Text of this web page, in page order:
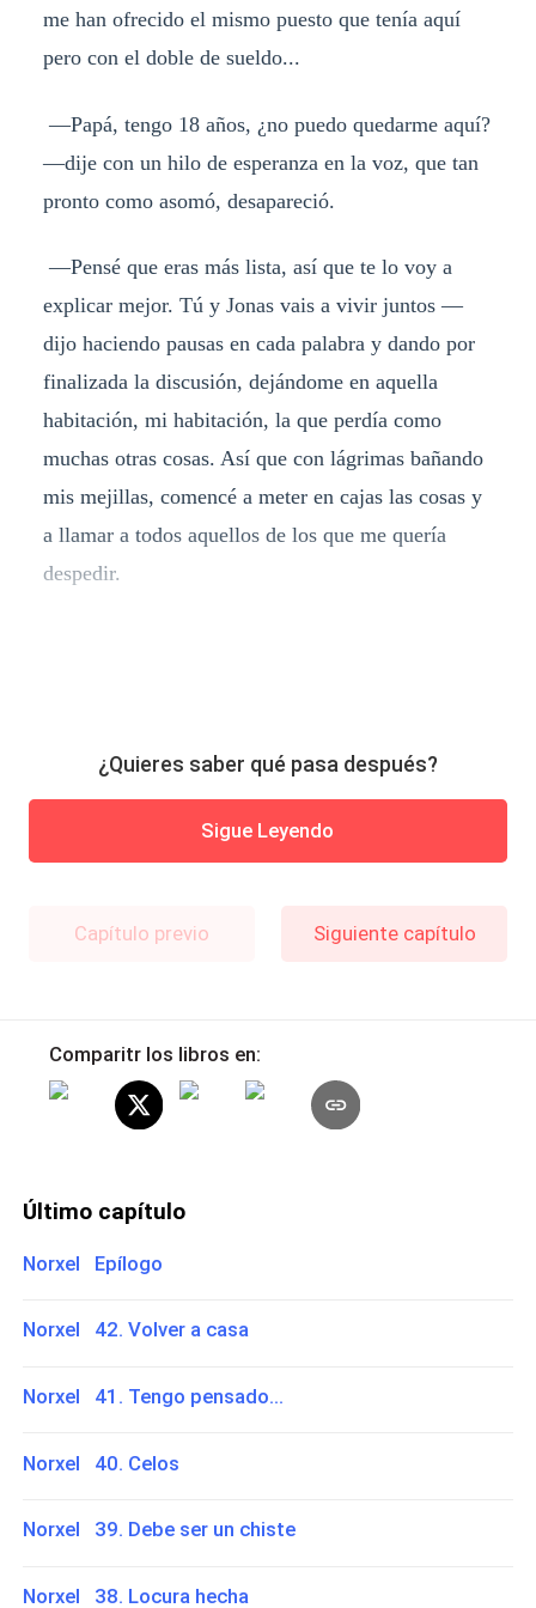
me han ofrecido el mismo puesto que tenía aquí
pero con el doble de sueldo...
—Papá, tengo 18 años, ¿no puedo quedarme aquí?
—dije con un hilo de esperanza en la voz, que tan
pronto como asomó, desapareció.
—Pensé que eras más lista, así que te lo voy a
explicar mejor. Tú y Jonas vais a vivir juntos —
dijo haciendo pausas en cada palabra y dando por
finalizada la discusión, dejándome en aquella
habitación, mi habitación, la que perdía como
muchas otras cosas. Así que con lágrimas bañando
mis mejillas, comencé a meter en cajas las cosas y
a llamar a todos aquellos de los que me quería
despedir.
¿Quieres saber qué pasa después?
Sigue Leyendo
Capítulo previo Siguiente capítulo
Comparitr los libros en:
Último capítulo
Norxel Epílogo
Norxel 42. Volver a casa
Norxel 41. Tengo pensado...
Norxel 40. Celos
Norxel 39. Debe ser un chiste
Norxel 38. Locura hecha